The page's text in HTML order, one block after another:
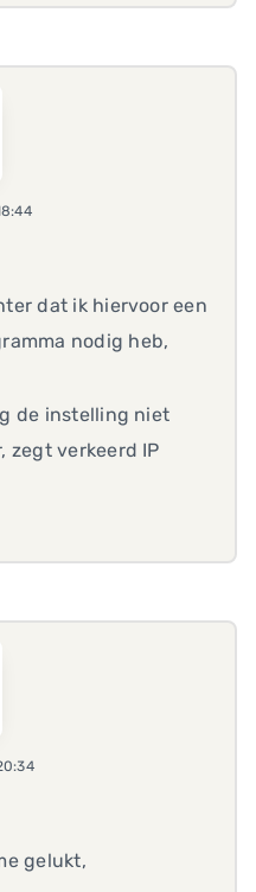
dat ik hiervoor een
nodig heb,
de instelling niet
zegt verkeerd IP
gelukt,